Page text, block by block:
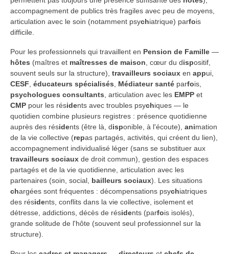
accompagnement de publics très fragiles avec peu de moyens,
articulation avec le soin (notamment psychiatrique) parfois
difficile.
Pour les professionnels qui travaillent en Pension de Famille —
hôtes (maîtres et maîtresses de maison , cœur du dispositif,
souvent seuls sur la structure), travailleurs sociaux en appui,
CESF éducateurs spécialisés Médiateur santé parfois,
psychologues consultants , articulation avec les EMPP et
CMP pour les résidents avec troubles psychiques — le
quotidien combine plusieurs registres : présence quotidienne
auprès des résidents (être là, disponible, à l'écoute), animation
de la vie collective (repas partagés, activités, qui créent du lien),
accompagnement individualisé léger (sans se substituer aux
travailleurs sociaux de droit commun), gestion des espaces
partagés et de la vie quotidienne, articulation avec les
partenaires (soin, social, bailleurs sociaux). Les situations
chargées sont fréquentes : décompensations psychiatriques
des résidents, conflits dans la vie collective, isolement et
détresse, addictions, décès de résidents (parfois isolés),
grande solitude de l'hôte (souvent seul professionnel sur la
structure).